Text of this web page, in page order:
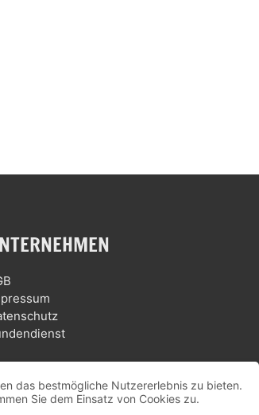
das bestmögliche Nutzererlebnis zu bieten.
Sie dem Einsatz von Cookies zu.